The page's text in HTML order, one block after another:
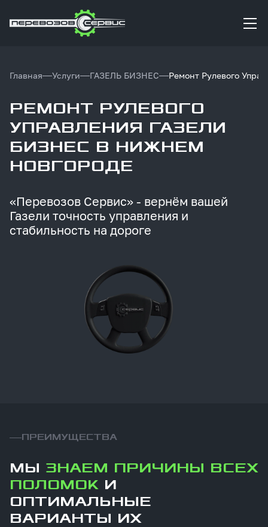
Главная Услуги ГАЗЕЛЬ БИЗНЕС Ремонт Рулевого
РЕМОНТ РУЛЕВОГО
УПРАВЛЕНИЯ ГАЗЕЛИ
БИЗНЕС В НИЖНЕМ
НОВГОРОДЕ
«Перевозов Сервис» - вернём вашей
Газели точность управления и
стабильность на дороге
ПРЕИМУЩЕСТВА
МЫ ЗНАЕМ ПРИЧИНЫ ВСЕХ
ПОЛОМОК И
ОПТИМАЛЬНЫЕ
ВАРИАНТЫ ИХ